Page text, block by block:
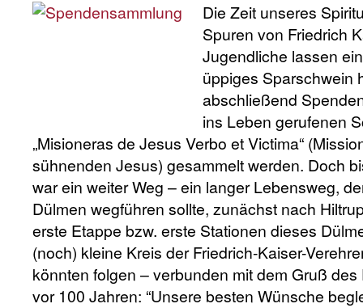
Die Zeit unseres
Spuren von Friedrich
Jugendliche lassen
üppiges Sparschwein
abschließend
ins Leben gerufenen
„Misioneras de Jesus Verbo et Victima“
sühnenden Jesus) gesammelt werden. Doch
war ein weiter Weg – ein langer Lebensweg,
Dülmen wegführen sollte, zunächst nach
erste Etappe bzw. erste Stationen dieses
(noch) kleine Kreis der Friedrich-Kaiser-
könnten folgen – verbunden mit dem Gruß
vor 100 Jahren: “Unsere besten Wünsche